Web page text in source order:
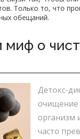
Только то, что
обещаний.
о
Детокс-
очищение
организм
часто